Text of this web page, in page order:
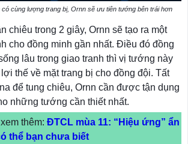
cùng lượng trang bị, Ornn sẽ ưu tiên tướng bên trái hơn
chiêu trong 2 giây, Ornn sẽ tạo ra một
cho đồng minh gần nhất. Điều đó đồng
lâu trong giao tranh thì vị tướng này
thế về mặt trang bị cho đồng đội. Tất
để tung chiêu, Ornn cần được tận dụng
những tướng cần thiết nhất.
thêm: ĐTCL mùa 11: “Hiệu ứng” ẩn
thể bạn chưa biết